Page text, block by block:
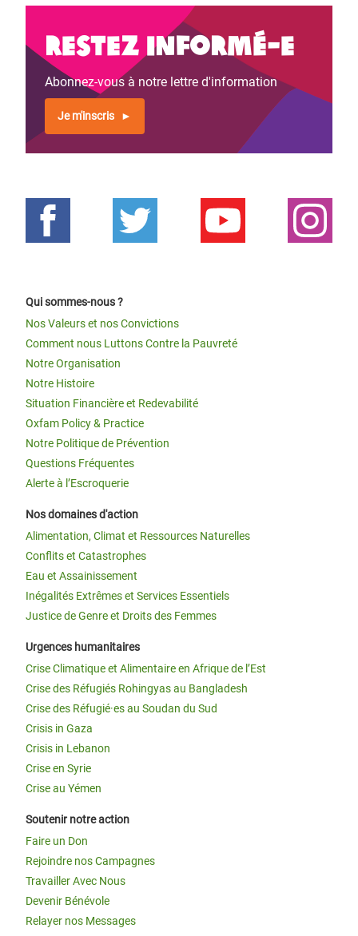
Restez informé-e
Abonnez-vous à notre lettre d'information
Je m'inscris
Qui sommes-nous ?
Nos Valeurs et nos Convictions
Comment nous Luttons Contre la Pauvreté
Notre Organisation
Notre Histoire
Situation Financière et Redevabilité
Oxfam Policy & Practice
Notre Politique de Prévention
Questions Fréquentes
Alerte à l’Escroquerie
Nos domaines d'action
Alimentation, Climat et Ressources Naturelles
Conflits et Catastrophes
Eau et Assainissement
Inégalités Extrêmes et Services Essentiels
Justice de Genre et Droits des Femmes
Urgences humanitaires
Crise Climatique et Alimentaire en Afrique de l’Est
Crise des Réfugiés Rohingyas au Bangladesh
Crise des Réfugié·es au Soudan du Sud
Crisis in Gaza
Crisis in Lebanon
Crise en Syrie
Crise au Yémen
Soutenir notre action
Faire un Don
Rejoindre nos Campagnes
Travailler Avec Nous
Devenir Bénévole
Relayer nos Messages